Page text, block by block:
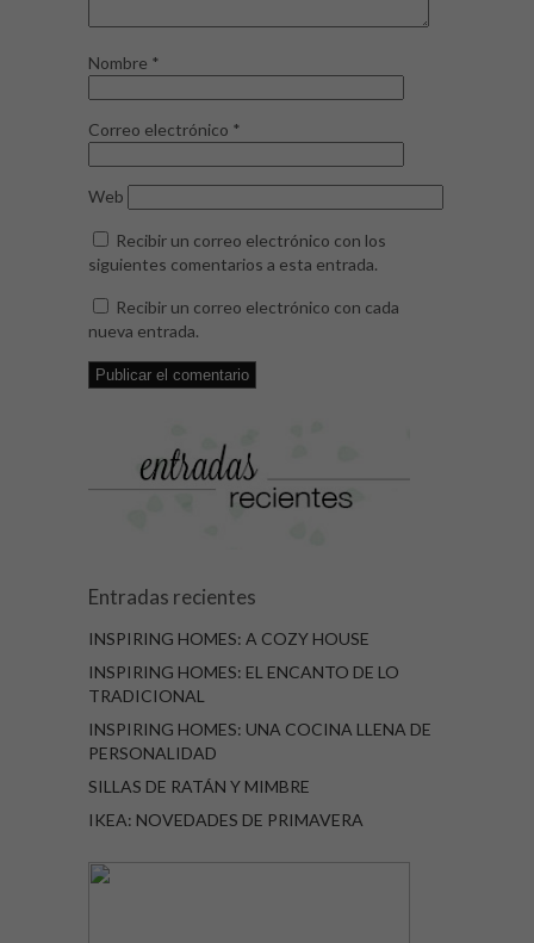
Nombre *
Correo electrónico *
Web
Recibir un correo electrónico con los
siguientes comentarios a esta entrada.
Recibir un correo electrónico con cada
nueva entrada.
Entradas recientes
INSPIRING HOMES: A COZY HOUSE
INSPIRING HOMES: EL ENCANTO DE LO
TRADICIONAL
INSPIRING HOMES: UNA COCINA LLENA DE
PERSONALIDAD
SILLAS DE RATÁN Y MIMBRE
IKEA: NOVEDADES DE PRIMAVERA